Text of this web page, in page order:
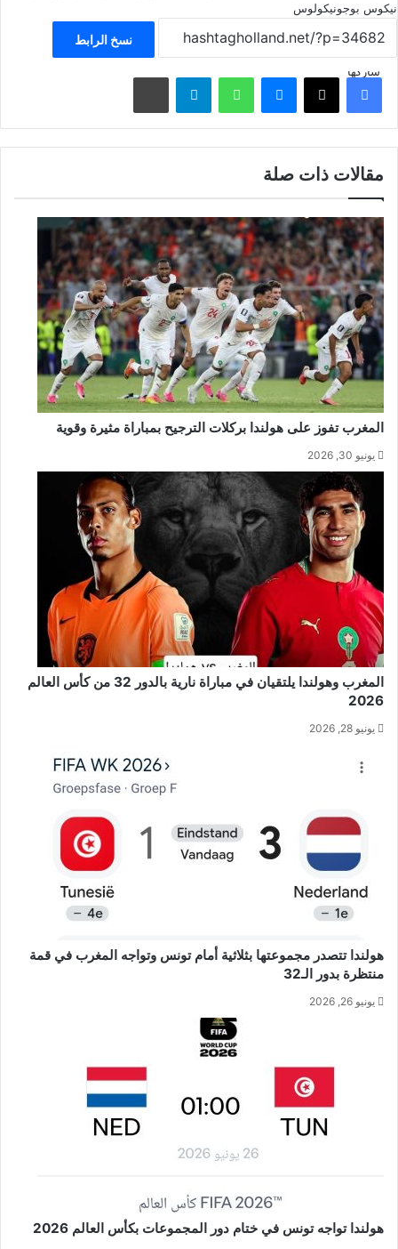
نيكوس بوجونيكولوس
نسخ الرابط
شاركهافيسبوك ‫X ماسنجر واتساب تيلقرام مشاركة عبر البريد
مقالات ذات صلة
المغرب تفوز على هولندا بركلات الترجيح بمباراة مثيرة وقوية
يونيو 30, 2026
المغرب وهولندا يلتقيان في مباراة نارية بالدور 32 من كأس العالم
2026
يونيو 28, 2026
هولندا تتصدر مجموعتها بثلاثية أمام تونس وتواجه المغرب في قمة
منتظرة بدور الـ32
يونيو 26, 2026
هولندا تواجه تونس في ختام دور المجموعات بكأس العالم 2026